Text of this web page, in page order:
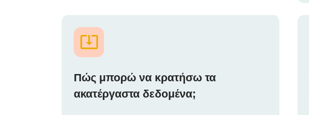
Πώς μπορώ να κρατήσω τα
ακατέργαστα δεδομένα;